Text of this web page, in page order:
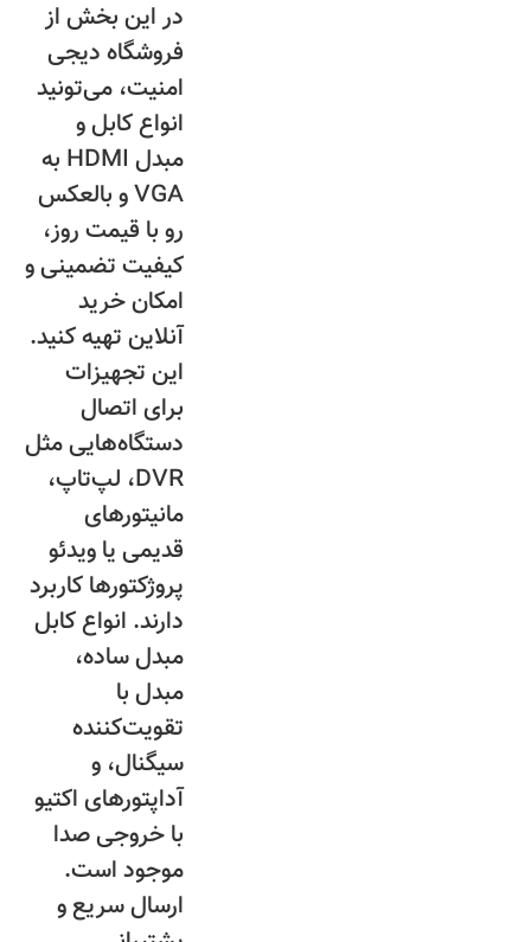
در این بخش از
فروشگاه دیجی
امنیت، می‌تونید
انواع کابل و
مبدل HDMI به
VGA و بالعکس
رو با قیمت روز،
کیفیت تضمینی و
امکان خرید
آنلاین تهیه کنید.
این تجهیزات
برای اتصال
دستگاه‌هایی مثل
DVR، لپ‌تاپ،
مانیتورهای
قدیمی یا ویدئو
پروژکتورها کاربرد
دارند. انواع کابل
مبدل ساده،
مبدل با
تقویت‌کننده
سیگنال، و
آداپتورهای اکتیو
با خروجی صدا
موجود است.
ارسال سریع و